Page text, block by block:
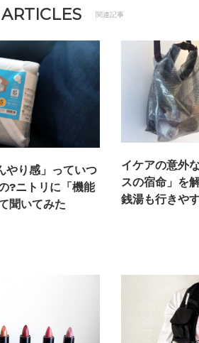
関連記事
やり感」っていつ
?ニトリに「機能
聞いてみた
イケアの意外
スの宿命」を
銭湯も行きや